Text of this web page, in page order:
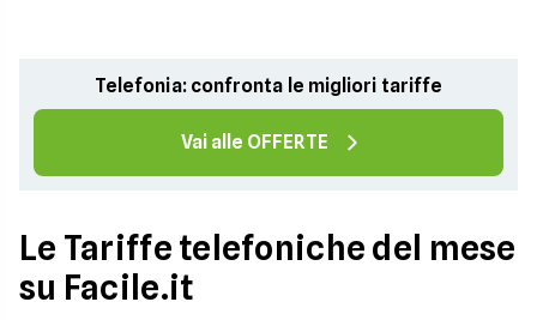
Telefonia: confronta le migliori tariffe
Vai alle OFFERTE
Le Tariffe telefoniche del mese
su Facile.it